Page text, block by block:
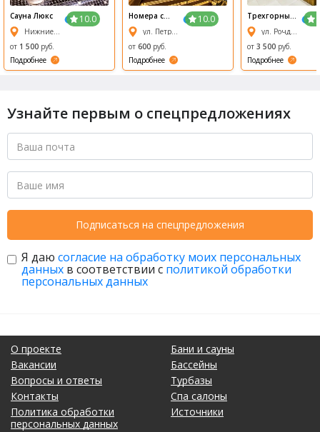
10.0
Сауна Люкс
Нижние Поля, 29 ст1
от 1 500 руб.
Подробнее
10.0
Номера с
персональн
ымисаунами
Возрождени
е (Revival)
ул. Петровка, д. 19 стр. 3
от 600 руб.
Подробнее
Трехгорные
бани
ул. Рочдельская, 15 ст 30
от 3 500 руб.
Подробнее
Узнайте первым о спецпредложениях
Подписаться на спецпредложения
Я даю согласие на обработку моих персональных
данных в соответствии с политикой обработки
персональных данных
О проекте
Вакансии
Вопросы и ответы
Контакты
Политика обработки
персональных данных
Бани и сауны
Бассейны
Турбазы
Спа салоны
Источники